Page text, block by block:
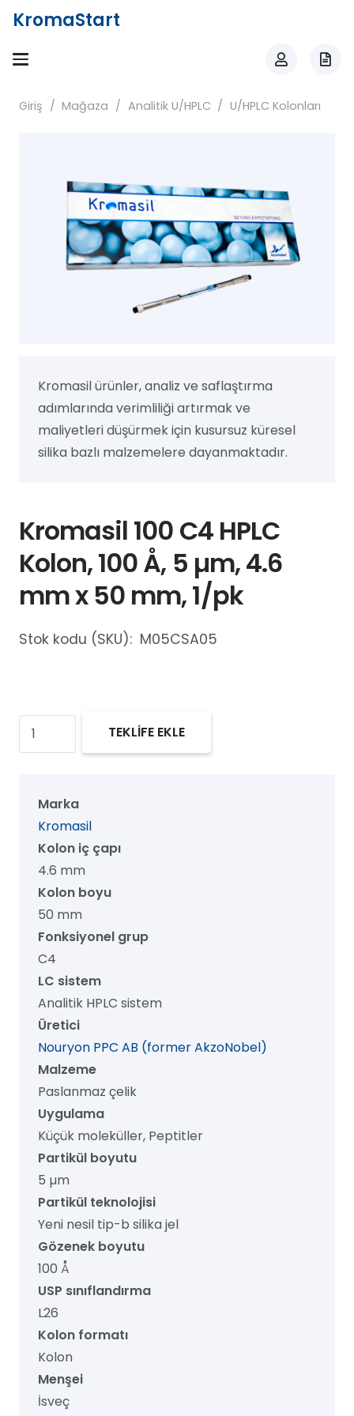
KromaStart
Giriş / Mağaza / Analitik U/HPLC / U/HPLC Kolonları
Kromasil ürünler, analiz ve saflaştırma
adımlarında verimliliği artırmak ve
maliyetleri düşürmek için kusursuz küresel
silika bazlı malzemelere dayanmaktadır.
Kromasil 100 C4 HPLC
Kolon, 100 Å, 5 µm, 4.6
mm x 50 mm, 1/pk
Stok kodu (SKU): M05CSA05
Kromasil
100
Kolon,
µm,
mm
mm,
1/pk
adet
TEKLİFE EKLE
Marka
Kromasil
Kolon iç çapı
4.6 mm
Kolon boyu
50 mm
Fonksiyonel grup
C4
LC sistem
Analitik HPLC sistem
Üretici
Nouryon PPC AB (former AkzoNobel)
Malzeme
Paslanmaz çelik
Uygulama
Küçük moleküller, Peptitler
Partikül boyutu
5 µm
Partikül teknolojisi
Yeni nesil tip-b silika jel
Gözenek boyutu
100 Å
USP sınıflandırma
L26
Kolon formatı
Kolon
Menşei
İsveç